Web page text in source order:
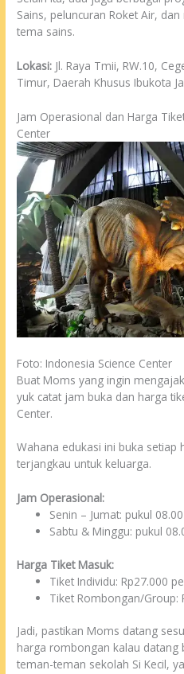
Sains, peluncuran Roket Air,
tema sains.
Lokasi: Jl. Raya Tmii, RW.10,
Timur, Daerah Khusus Ibukota
Jam Operasional dan Harga
Center
Foto: Indonesia Science Center
Buat Moms yang ingin
yuk catat jam buka dan harga
Center.
Wahana edukasi ini buka setiap
terjangkau untuk keluarga.
Jam Operasional:
Senin – Jumat: pukul
Sabtu & Minggu: pukul
Harga Tiket Masuk:
Tiket Individu: Rp27.000
Tiket Rombongan/Group:
Jadi, pastikan Moms datang
harga rombongan kalau datang
teman-teman sekolah Si Kecil,